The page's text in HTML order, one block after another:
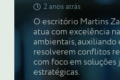
2 anos atrás
O escritório Martins
atua com excelência
ambientais, auxiliando
resolverem conflitos
com foco em soluções
estratégicas.